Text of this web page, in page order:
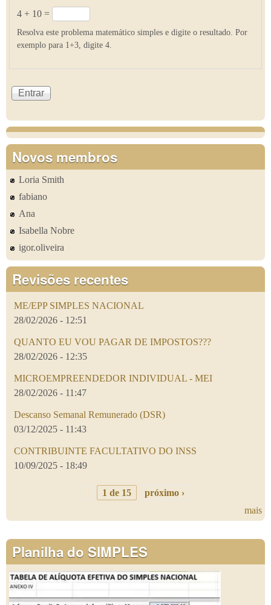
4 + 10 =
Resolva este problema matemático simples e digite o resultado. Por
exemplo para 1+3, digite 4.
Novos membros
Loria Smith
fabiano
Ana
Isabella Nobre
igor.oliveira
Revisões recentes
ME/EPP SIMPLES NACIONAL
28/02/2026 - 12:51
QUANTO EU VOU PAGAR DE IMPOSTOS???
28/02/2026 - 12:35
MICROEMPREENDEDOR INDIVIDUAL - MEI
28/02/2026 - 11:47
Descanso Semanal Remunerado (DSR)
03/12/2025 - 11:43
CONTRIBUINTE FACULTATIVO DO INSS
10/09/2025 - 18:49
1 de 15
próximo ›
mais
Planilha do SIMPLES